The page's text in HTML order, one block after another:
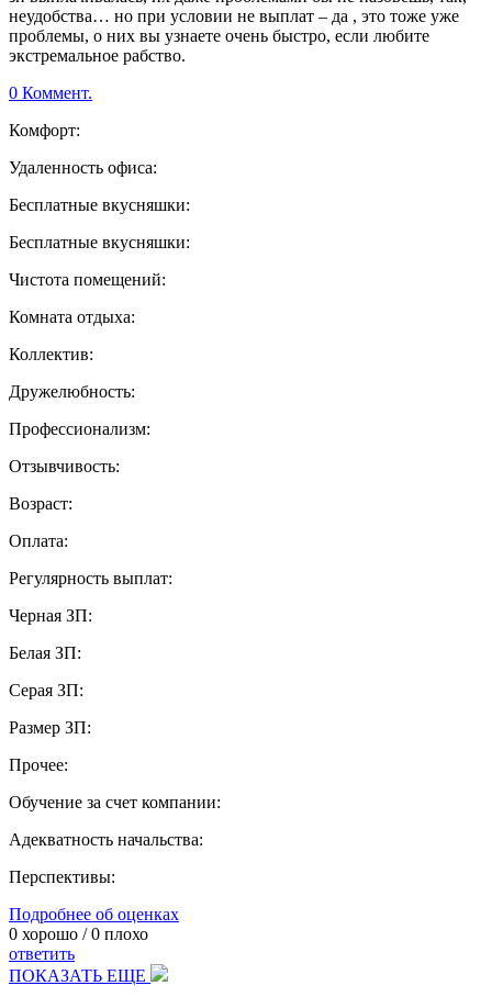
неудобства… но при условии не выплат – да , это тоже уже
проблемы, о них вы узнаете очень быстро, если любите
экстремальное рабство.
0 Коммент.
Комфорт:
Удаленность офиса:
Бесплатные вкусняшки:
Бесплатные вкусняшки:
Чистота помещений:
Комната отдыха:
Коллектив:
Дружелюбность:
Профессионализм:
Отзывчивость:
Возраст:
Оплата:
Регулярность выплат:
Черная ЗП:
Белая ЗП:
Серая ЗП:
Размер ЗП:
Прочее:
Обучение за счет компании:
Адекватность начальства:
Перспективы:
Подробнее об оценках
0 хорошо /0 плохо
ответить
ПОКАЗАТЬ ЕЩЕ